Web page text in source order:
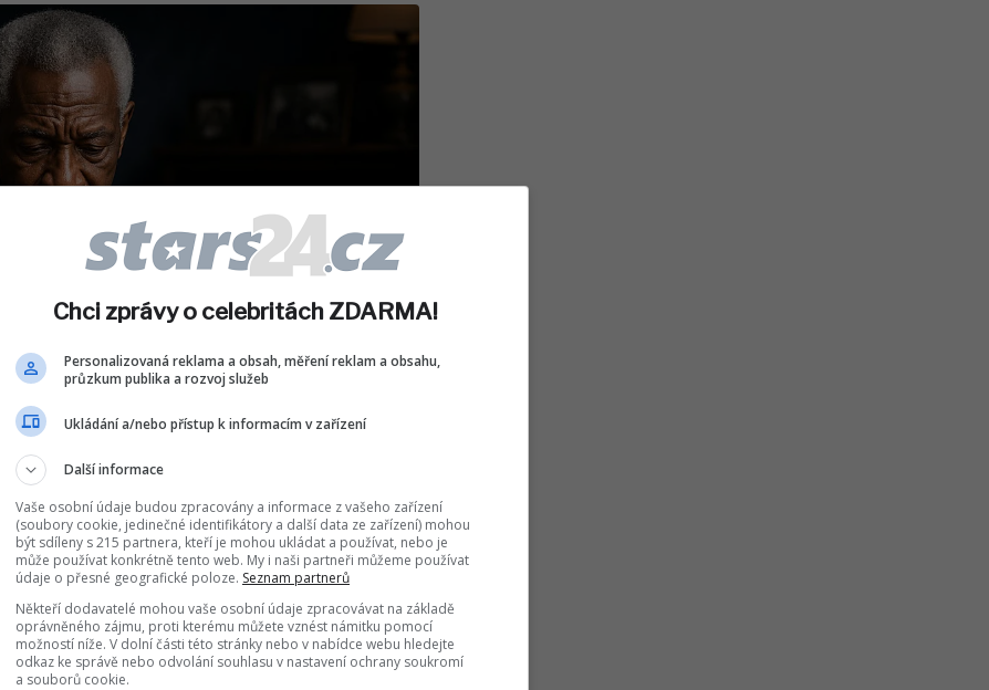
Chci zprávy o celebritách ZDARMA!
Personalizovaná reklama a obsah, měření reklam a obsahu,
průzkum publika a rozvoj služeb
Ukládání a/nebo přístup k informacím v zařízení
Další informace
Vaše osobní údaje budou zpracovány a informace z vašeho zařízení
(soubory cookie, jedinečné identifikátory a další data ze zařízení) mohou
být sdíleny s 215 partnera, kteří je mohou ukládat a používat, nebo je
může používat konkrétně tento web. My i naši partneři můžeme používat
údaje o přesné geografické poloze. Seznam partnerů
Někteří dodavatelé mohou vaše osobní údaje zpracovávat na základě
oprávněného zájmu, proti kterému můžete vznést námitku pomocí
možností níže. V dolní části této stránky nebo v nabídce webu hledejte
odkaz ke správě nebo odvolání souhlasu v nastavení ochrany soukromí
a souborů cookie.